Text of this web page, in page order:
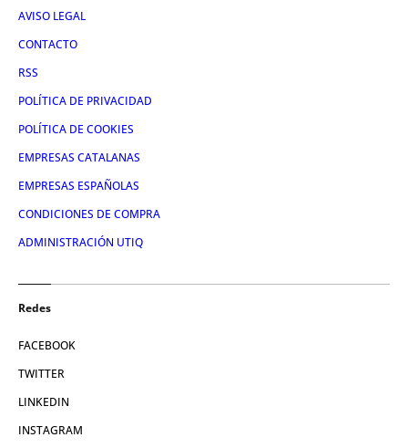
AVISO LEGAL
CONTACTO
RSS
POLÍTICA DE PRIVACIDAD
POLÍTICA DE COOKIES
EMPRESAS CATALANAS
EMPRESAS ESPAÑOLAS
CONDICIONES DE COMPRA
ADMINISTRACIÓN UTIQ
Redes
FACEBOOK
TWITTER
LINKEDIN
INSTAGRAM